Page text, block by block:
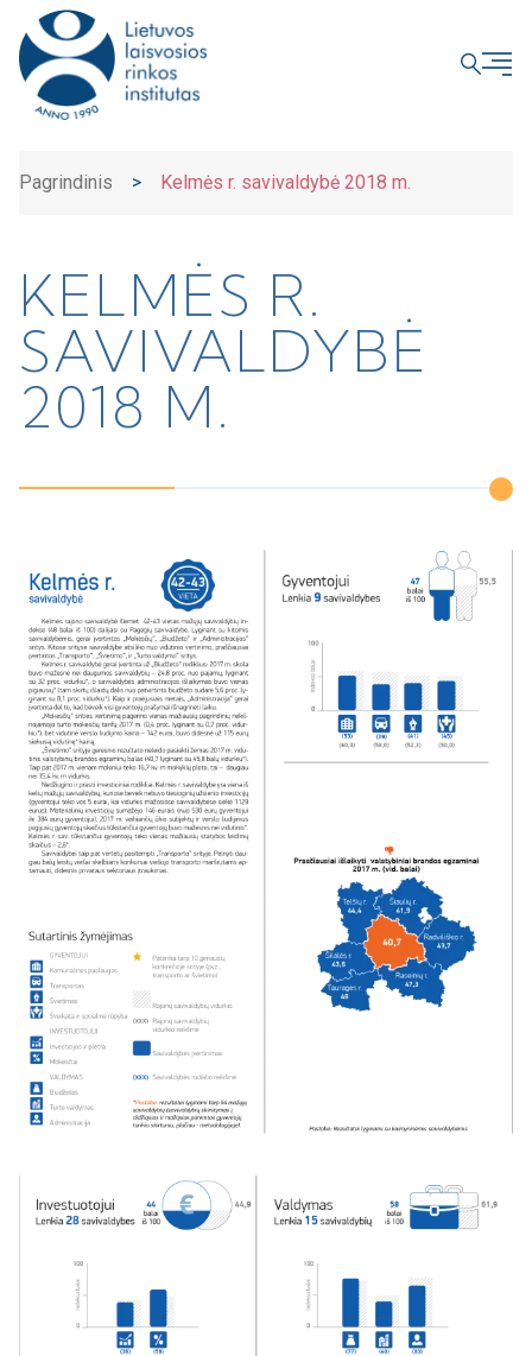
Pagrindinis > Kelmės r. savivaldybė 2018 m.
KELMĖS R.
SAVIVALDYBĖ
2018 M.
UŽDARYTI